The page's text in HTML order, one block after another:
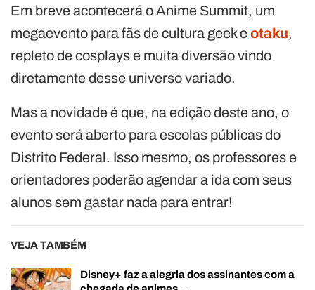
Em breve acontecerá o Anime Summit, um
megaevento para fãs de cultura geek eotaku,
repleto de cosplays e muita diversão vindo
diretamente desse universo variado.
Mas a novidade é que, na edição deste ano, o
evento será aberto para escolas públicas do
Distrito Federal. Isso mesmo, os professores e
orientadores poderão agendar a ida com seus
alunos sem gastar nada para entrar!
VEJA TAMBÉM
Disney+ faz a alegria dos assinantes com a